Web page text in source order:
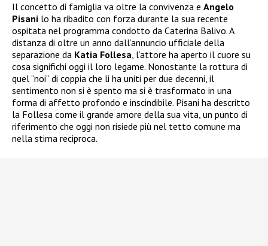
Il concetto di famiglia va oltre la convivenza e Angelo
Pisani lo ha ribadito con forza durante la sua recente
ospitata nel programma condotto da Caterina Balivo. A
distanza di oltre un anno dall’annuncio ufficiale della
separazione da Katia Follesa, l’attore ha aperto il cuore su
cosa significhi oggi il loro legame. Nonostante la rottura di
quel “noi” di coppia che li ha uniti per due decenni, il
sentimento non si è spento ma si è trasformato in una
forma di affetto profondo e inscindibile. Pisani ha descritto
la Follesa come il grande amore della sua vita, un punto di
riferimento che oggi non risiede più nel tetto comune ma
nella stima reciproca.